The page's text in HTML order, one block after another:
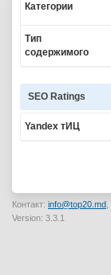
Категории
Тип
содержимого
SEO Ratings
Yandex тИЦ
Контакт: info@top20.md
Version: 3.3.1